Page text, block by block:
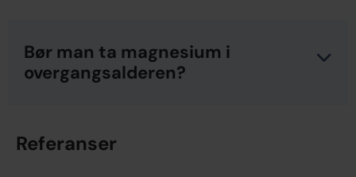
Bør man ta magnesium i
overgangsalderen?
Referanser